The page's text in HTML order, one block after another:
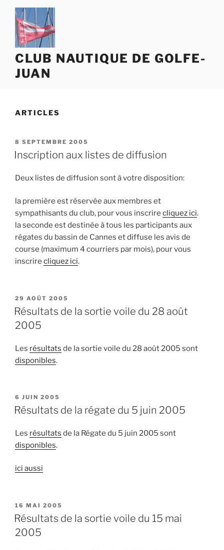
Aller
contenu
principal
CLUB NAUTIQUE DE GOLFE-
JUAN
ARTICLES
PUBLIÉ
LE
8 SEPTEMBRE 2005
Inscription aux listes de diffusion
Deux listes de diffusion sont à votre disposition:
la première est réservée aux membres et
sympathisants du club, pour vous inscrire cliquez ici.
la seconde est destinée à tous les participants aux
régates du bassin de Cannes et diffuse les avis de
course (maximum 4 courriers par mois), pour vous
inscrire cliquez ici.
PUBLIÉ
LE
29 AOÛT 2005
Résultats de la sortie voile du 28 août
2005
Les résultats de la sortie voile du 28 août 2005 sont
disponibles.
PUBLIÉ
LE
6 JUIN 2005
Résultats de la régate du 5 juin 2005
Les résultats de la Régate du 5 juin 2005 sont
disponibles.
ici aussi
PUBLIÉ
LE
16 MAI 2005
Résultats de la sortie voile du 15 mai
2005